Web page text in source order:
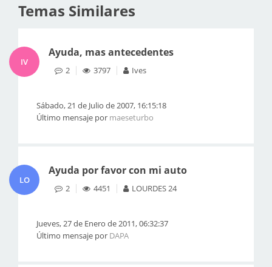
Temas Similares
IV
Ayuda, mas antecedentes
2 3797 Ives
Sábado, 21 de Julio de 2007, 16:15:18
Último mensaje por maeseturbo
LO
Ayuda por favor con mi auto
2 4451 LOURDES 24
Jueves, 27 de Enero de 2011, 06:32:37
Último mensaje por DAPA